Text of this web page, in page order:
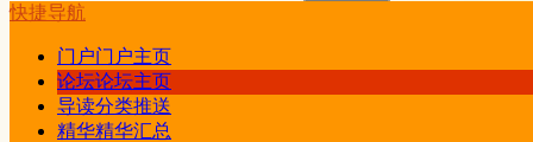
快捷导航
门户门户主页
论坛论坛主页
导读分类推送
精华精华汇总